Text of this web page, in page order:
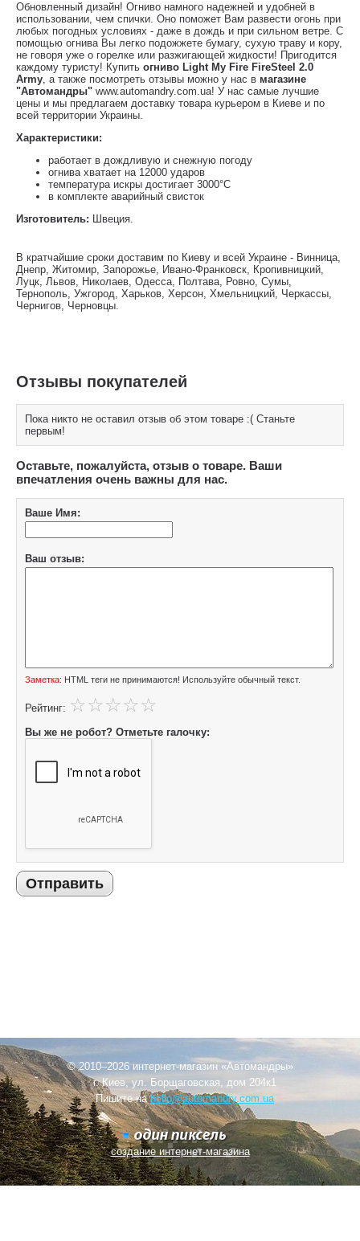
Обновленный дизайн! Огниво намного надежней и удобней в
использовании, чем спички. Оно поможет Вам развести огонь при
любых погодных условиях - даже в дождь и при сильном ветре. С
помощью огнива Вы легко подожжете бумагу, сухую траву и кору,
не говоря уже о горелке или разжигающей жидкости! Пригодится
каждому туристу! Купить огниво Light My Fire FireSteel 2.0
Army, а также посмотреть отзывы можно у нас в магазине
"Автомандры" www.automandry.com.ua! У нас самые лучшие
цены и мы предлагаем доставку товара курьером в Киеве и по
всей территории Украины.
Характеристики:
работает в дождливую и снежную погоду
огнива хватает на 12000 ударов
температура искры достигает 3000°С
в комплекте аварийный свисток
Изготовитель: Швеция.
В кратчайшие сроки доставим по Киеву и всей Украине - Винница,
Днепр, Житомир, Запорожье, Ивано-Франковск, Кропивницкий,
Луцк, Львов, Николаев, Одесса, Полтава, Ровно, Сумы,
Тернополь, Ужгород, Харьков, Херсон, Хмельницкий, Черкассы,
Чернигов, Черновцы.
Отзывы покупателей
Пока никто не оставил отзыв об этом товаре :( Станьте
первым!
Оставьте, пожалуйста, отзыв о товаре. Ваши
впечатления очень важны для нас.
Ваше Имя:
Ваш отзыв:
Заметка: HTML теги не принимаются! Используйте обычный текст.
Рейтинг:
Вы же не робот? Отметьте галочку:
Отправить
© 2010–2026 интернет-магазин «Автомандры»
г. Киев, ул. Борщаговская, дом 204к1
Пишите наhello@automandry.com.ua
создание интернет-магазина